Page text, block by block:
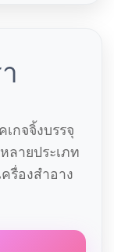
กจจิ้งบรรจุ
ายประเภท
รื่องสำอาง